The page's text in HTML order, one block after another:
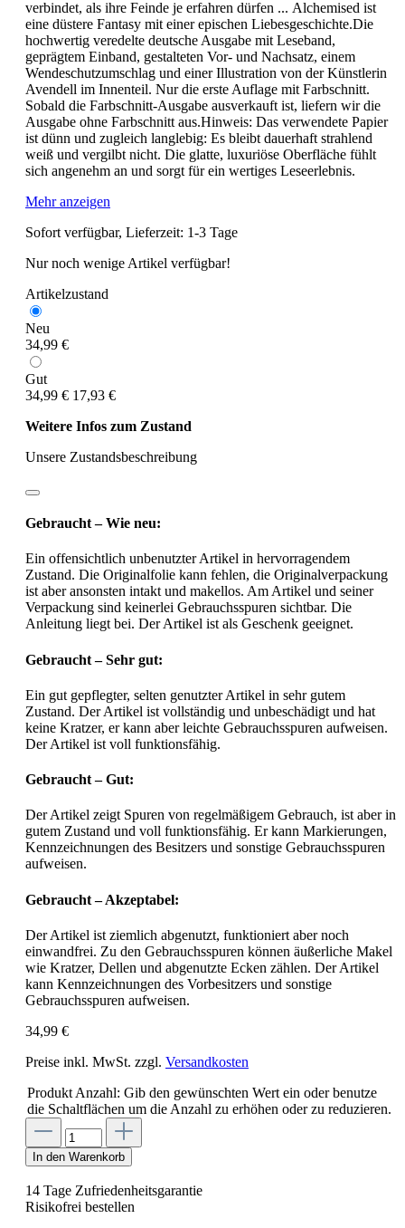
verbindet, als ihre Feinde je erfahren dürfen ... Alchemised ist
eine düstere Fantasy mit einer epischen Liebesgeschichte.Die
hochwertig veredelte deutsche Ausgabe mit Leseband,
geprägtem Einband, gestalteten Vor- und Nachsatz, einem
Wendeschutzumschlag und einer Illustration von der Künstlerin
Avendell im Innenteil. Nur die erste Auflage mit Farbschnitt.
Sobald die Farbschnitt-Ausgabe ausverkauft ist, liefern wir die
Ausgabe ohne Farbschnitt aus.Hinweis: Das verwendete Papier
ist dünn und zugleich langlebig: Es bleibt dauerhaft strahlend
weiß und vergilbt nicht. Die glatte, luxuriöse Oberfläche fühlt
sich angenehm an und sorgt für ein wertiges Leseerlebnis.
Mehr anzeigen
Sofort verfügbar, Lieferzeit: 1-3 Tage
Nur noch wenige Artikel verfügbar!
Artikelzustand
Neu
34,99 €
Gut
34,99 € 17,93 €
Weitere Infos zum Zustand
Unsere Zustandsbeschreibung
Gebraucht – Wie neu:
Ein offensichtlich unbenutzter Artikel in hervorragendem
Zustand. Die Originalfolie kann fehlen, die Originalverpackung
ist aber ansonsten intakt und makellos. Am Artikel und seiner
Verpackung sind keinerlei Gebrauchsspuren sichtbar. Die
Anleitung liegt bei. Der Artikel ist als Geschenk geeignet.
Gebraucht – Sehr gut:
Ein gut gepflegter, selten genutzter Artikel in sehr gutem
Zustand. Der Artikel ist vollständig und unbeschädigt und hat
keine Kratzer, er kann aber leichte Gebrauchsspuren aufweisen.
Der Artikel ist voll funktionsfähig.
Gebraucht – Gut:
Der Artikel zeigt Spuren von regelmäßigem Gebrauch, ist aber in
gutem Zustand und voll funktionsfähig. Er kann Markierungen,
Kennzeichnungen des Besitzers und sonstige Gebrauchsspuren
aufweisen.
Gebraucht – Akzeptabel:
Der Artikel ist ziemlich abgenutzt, funktioniert aber noch
einwandfrei. Zu den Gebrauchsspuren können äußerliche Makel
wie Kratzer, Dellen und abgenutzte Ecken zählen. Der Artikel
kann Kennzeichnungen des Vorbesitzers und sonstige
Gebrauchsspuren aufweisen.
34,99 €
Preise inkl. MwSt. zzgl. Versandkosten
Produkt Anzahl: Gib den gewünschten Wert ein oder benutze
die Schaltflächen um die Anzahl zu erhöhen oder zu reduzieren.
In den Warenkorb
14 Tage Zufriedenheitsgarantie
Risikofrei bestellen